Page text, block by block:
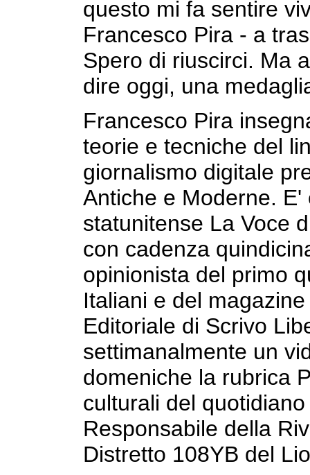
questo mi fa sentire
Francesco Pira - a
Spero di riuscirci. Ma
dire oggi, una
Francesco Pira
teorie e tecniche del
giornalismo digitale
Antiche e Moderne.
statunitense La Voce
con cadenza
opinionista del primo
Italiani e del
Editoriale di Scrivo
settimanalmente un
domeniche la rubrica
culturali del
Responsabile della
Distretto 108YB del